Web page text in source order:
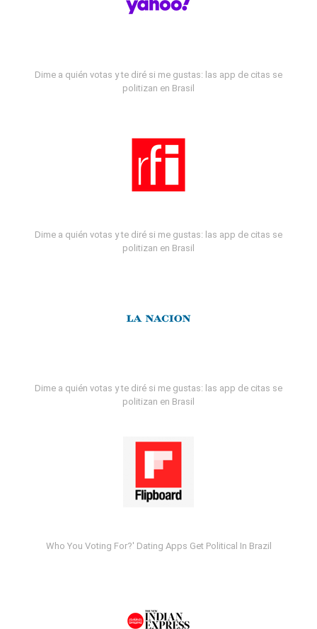
Dime a quién votas y te diré si me gustas: las app de citas se
politizan en Brasil
Dime a quién votas y te diré si me gustas: las app de citas se
politizan en Brasil
Dime a quién votas y te diré si me gustas: las app de citas se
politizan en Brasil
Who You Voting For?' Dating Apps Get Political In Brazil